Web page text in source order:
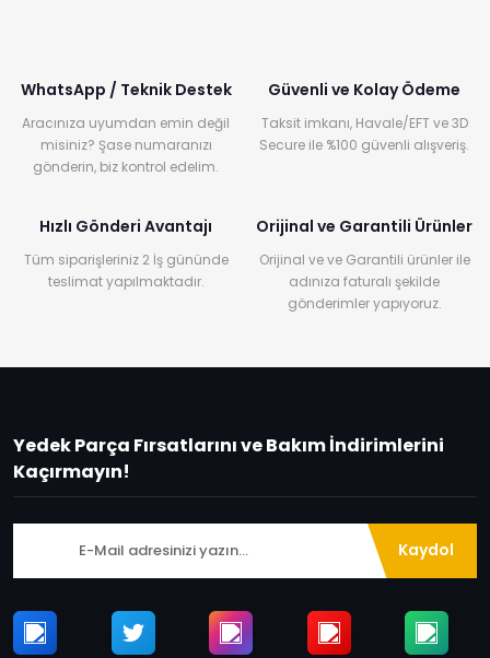
WhatsApp / Teknik Destek
Aracınıza uyumdan emin değil
misiniz? Şase numaranızı
gönderin, biz kontrol edelim.
Güvenli ve Kolay Ödeme
Taksit imkanı, Havale/EFT ve 3D
Secure ile %100 güvenli alışveriş.
Hızlı Gönderi Avantajı
Tüm siparişleriniz 2 İş gününde
teslimat yapılmaktadır.
Orijinal ve Garantili Ürünler
Orijinal ve ve Garantili ürünler ile
adınıza faturalı şekilde
gönderimler yapıyoruz.
Yedek Parça Fırsatlarını ve Bakım İndirimlerini
Kaçırmayın!
Kaydol